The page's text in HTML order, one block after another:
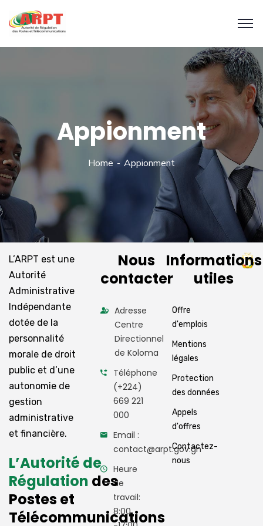
Appionment
Home Appionment
L’ARPT est une
Autorité
Administrative
Indépendante
dotée de la
personnalité
morale de droit
public et d’une
autonomie de
gestion
administrative
et financière.
L’Autorité de
Régulation des
Postes et
Télécommunications
Nous
contacter
Adresse
Centre
Directionnel
de Koloma
Téléphone
(+224)
669 221
000
Email :
contact@arpt.gov.gn
Heure
de
travail:
8:00
Informations
utiles
Offre
d'emplois
Mentions
légales
Protection
des données
Appels
d'offres
Contactez-
nous